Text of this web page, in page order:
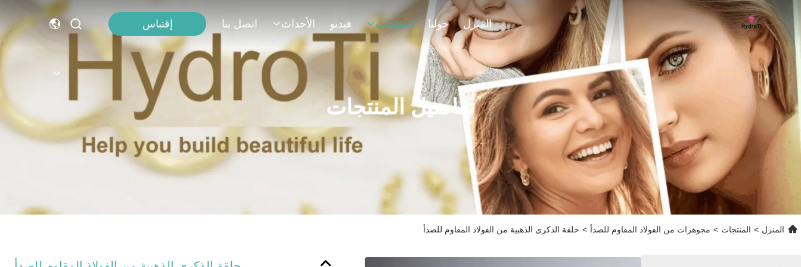
المنزل حولنا المنتجات فيديو الأحداث اتصل بنا إقتباس
تفاصيل المنتجات
المنزل > المنتجات > مجوهرات من الفولاذ المقاوم للصدأ > حلقة الذكرى الذهبية من الفولاذ المقاوم للصدأ